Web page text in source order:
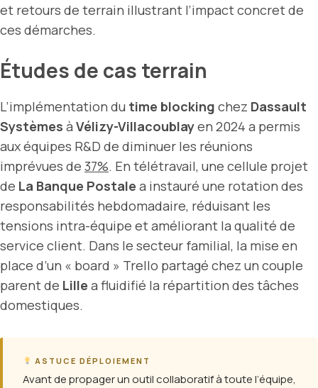
et retours de terrain illustrant l’impact concret de
ces démarches.
Études de cas terrain
L’implémentation du time blocking chez Dassault
Systèmes à Vélizy-Villacoublayen 2024 a permis
aux équipes R&D de diminuer les réunions
imprévues de 37%. En télétravail, une cellule projet
de La Banque Postale a instauré une rotation des
responsabilités hebdomadaire, réduisant les
tensions intra-équipe et améliorant la qualité de
service client. Dans le secteur familial, la mise en
place d’un « board » Trello partagé chez un couple
parent de Lille a fluidifié la répartition des tâches
domestiques.
ASTUCE DÉPLOIEMENT
Avant de propager un outil collaboratif à toute l’équipe,